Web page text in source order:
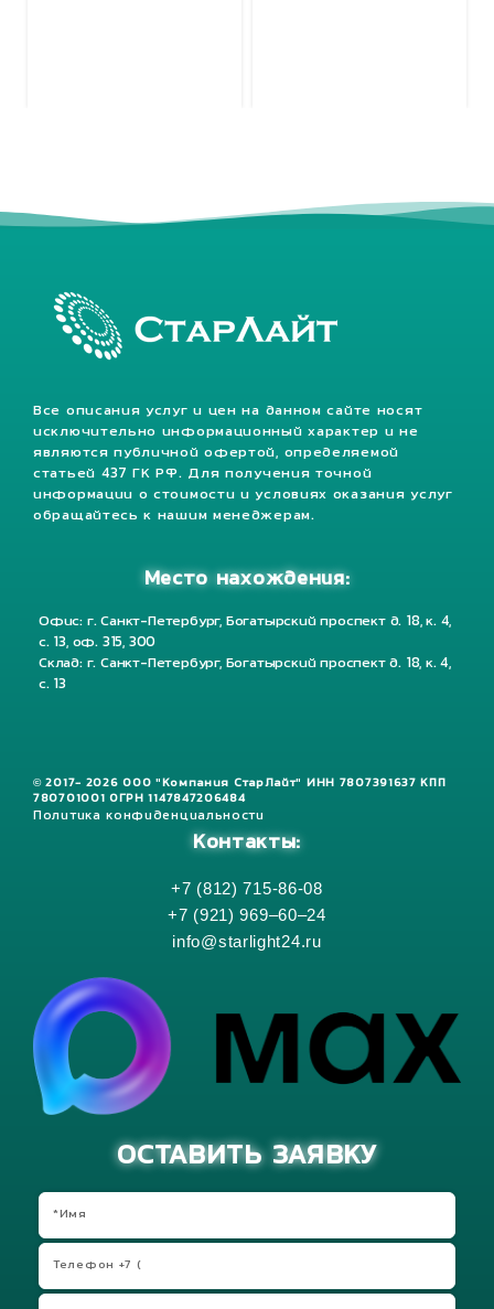
Все описания услуг и цен на данном сайте носят
исключительно информационный характер и не
являются публичной офертой, определяемой
статьей 437 ГК РФ. Для получения точной
информации о стоимости и условиях оказания услуг
обращайтесь к нашим менеджерам.
Место нахождения:
Офис: г. Санкт-Петербург, Богатырский проспект д. 18, к. 4,
с. 13, оф. 315, 300
Склад: г. Санкт-Петербург, Богатырский проспект д. 18, к. 4,
с. 13
© 2017- 2026 ООО "Компания СтарЛайт" ИНН 7807391637 КПП
780701001 ОГРН 1147847206484
Политика конфиденциальности
Контакты:
+7 (812) 715-86-08
+7 (921) 969–60–24
info@starlight24.ru
ОСТАВИТЬ ЗАЯВКУ